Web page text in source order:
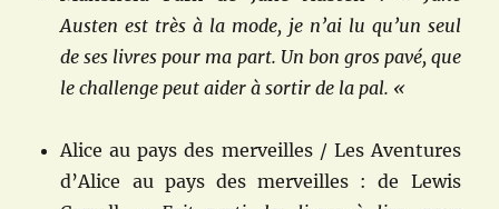
Austen est très à la mode, je n’ai lu qu’un seul
de ses livres pour ma part. Un bon gros pavé, que
le challenge peut aider à sortir de la pal. «
Alice au pays des merveilles / Les Aventures
d’Alice au pays des merveilles : de Lewis